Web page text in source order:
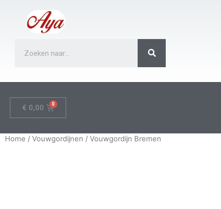
€ 0,00
Home / Vouwgordijnen / Vouwgordijn Bremen